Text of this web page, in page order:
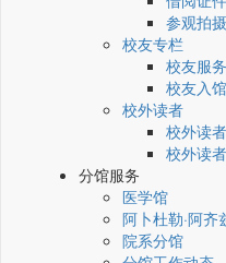
参观拍
校友专栏
校友服务
校友入
校外读者
校外读
校外读
分馆服务
医学馆
阿卜杜勒·阿
院系分馆